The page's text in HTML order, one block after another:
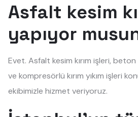
Asfalt kesim
yapıyor
Evet. Asfalt kesim kırım işleri, beton
ve kompresörlü kırım yıkım işleri
ekibimizle hizmet veriyoruz.